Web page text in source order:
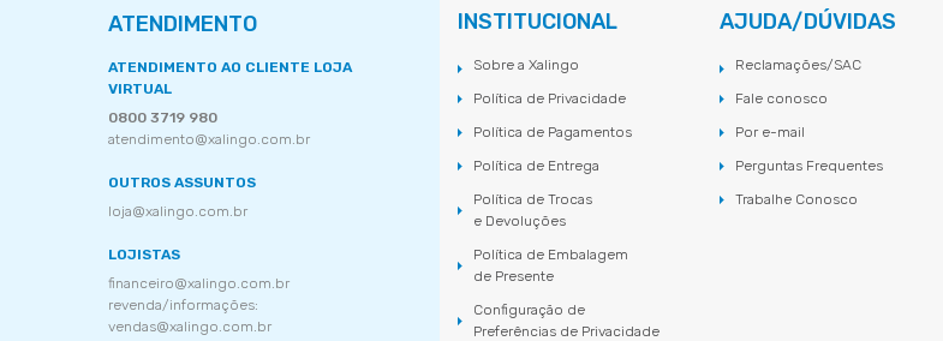
ATENDIMENTO
ATENDIMENTO AO CLIENTE LOJA
VIRTUAL
0800 3719 980
atendimento@xalingo.com.br
OUTROS ASSUNTOS
loja@xalingo.com.br
LOJISTAS
financeiro@xalingo.com.br
revenda/informações:
vendas@xalingo.com.br
INSTITUCIONAL
Sobre a Xalingo
Política de Privacidade
Política de Pagamentos
Política de Entrega
Política de Trocas
e Devoluções
Política de Embalagem
de Presente
Configuração de
Preferências de Privacidade
AJUDA/DÚVIDAS
Reclamações/SAC
Fale conosco
Por e-mail
Perguntas Frequentes
Trabalhe Conosco